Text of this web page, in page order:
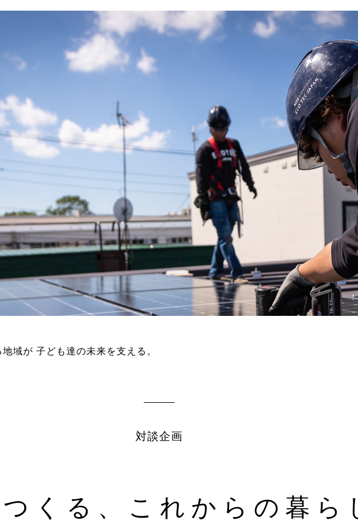
域が 子ども達の未来を支える。
対談企画
くる、これからの暮ら